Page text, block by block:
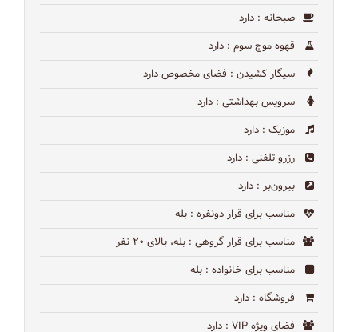
صبحانه : دارد
قهوه موج سوم : دارد
سیگار کشیدن : فضای مخصوص دارد
سرویس بهداشتی : دارد
موزیک : دارد
رزرو تلفنی : دارد
بیرون‌بر : دارد
مناسب برای قرار دونفره : بله
مناسب برای قرار گروهی : بله، بالای ۲۰ نفر
مناسب برای خانواده : بله
فروشگاه : دارد
فضای ویژه VIP
: دارد